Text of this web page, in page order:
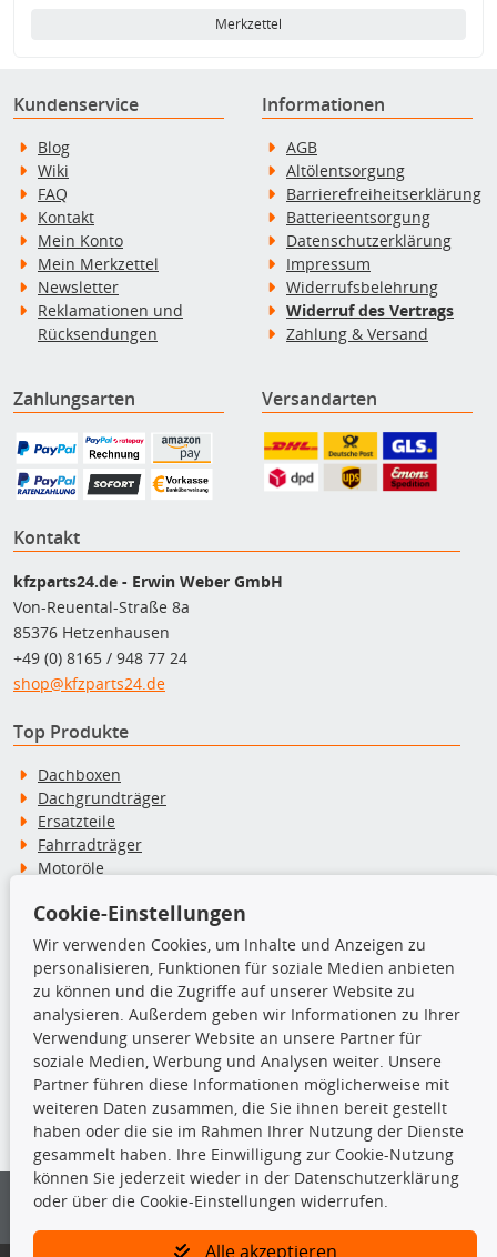
Merkzettel
Kundenservice
Blog
Wiki
FAQ
Kontakt
Mein Konto
Mein Merkzettel
Newsletter
Reklamationen und
Rücksendungen
Informationen
AGB
Altölentsorgung
Barrierefreiheitserklärung
Batterieentsorgung
Datenschutzerklärung
Impressum
Widerrufsbelehrung
Widerruf des Vertrags
Zahlung & Versand
Zahlungsarten Versandarten
Kontakt
kfzparts24.de - Erwin Weber GmbH
Von-Reuental-Straße 8a
85376 Hetzenhausen
+49 (0) 8165 / 948 77 24
shop@kfzparts24.de
Top Produkte
Dachboxen
Dachgrundträger
Ersatzteile
Fahrradträger
Motoröle
Schneeketten
TecDoc Inside
Die hier angezeigten Daten insbesondere die gesamte Datenbank dürfen
nicht kopiert werden.
Es ist zu unterlassen, die Daten oder die gesamte Datenbank ohne
vorherige Zustimmung von TecDoc zu vervielfältigen, zu verbreiten
und/oder diese Handlungen durch Dritte ausführen zu lassen. Ein
Cookie-Einstellungen
Wir verwenden Cookies, um Inhalte und Anzeigen zu
personalisieren, Funktionen für soziale Medien anbieten
zu können und die Zugriffe auf unserer Website zu
analysieren. Außerdem geben wir Informationen zu Ihrer
Verwendung unserer Website an unsere Partner für
soziale Medien, Werbung und Analysen weiter. Unsere
Partner führen diese Informationen möglicherweise mit
weiteren Daten zusammen, die Sie ihnen bereit gestellt
haben oder die sie im Rahmen Ihrer Nutzung der Dienste
gesammelt haben. Ihre Einwilligung zur Cookie-Nutzung
können Sie jederzeit wieder in der Datenschutzerklärung
oder über die Cookie-Einstellungen widerrufen.
Alle akzeptieren